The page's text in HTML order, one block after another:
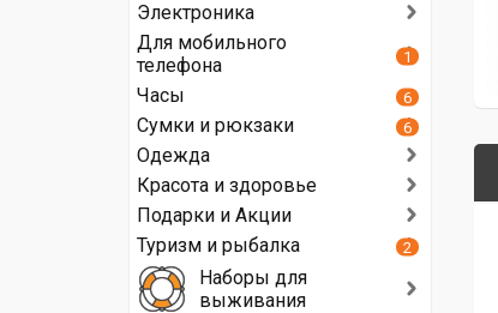
Электроника
Для мобильного
телефона
1
Часы 6
Сумки и рюкзаки 6
Одежда
Красота и здоровье
Подарки и Акции
Туризм и рыбалка
2
Наборы для
выживания